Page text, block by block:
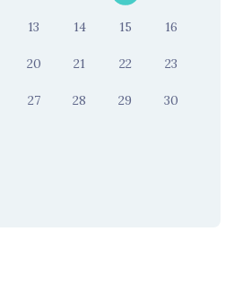
13 14 15 16
20 21 22 23
27 28 29 30